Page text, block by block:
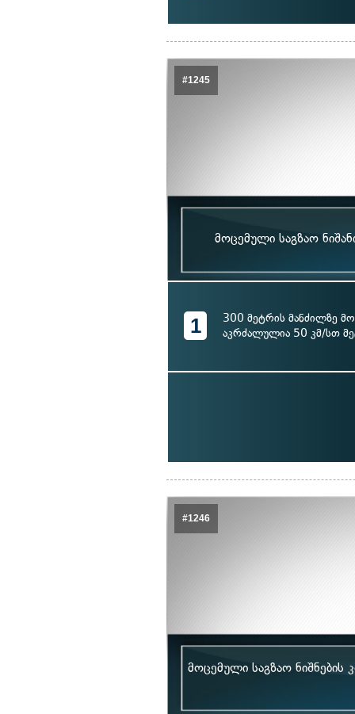
#1245
მოცემული საგზაო
1
300 მეტრის მანძილზე
აკრძალულია 50 კმ/სთ
#1246
მოცემული საგზაო ნიშნების